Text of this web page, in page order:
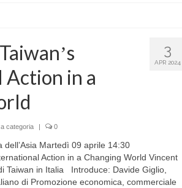
3
APR 2024
in a
categoria | 0
dellʼAsia Martedì 09 aprile 14:30
Action in a Changing World Vincent
Taiwan in Italia Introduce: Davide Giglio,
di Promozione economica, commerciale